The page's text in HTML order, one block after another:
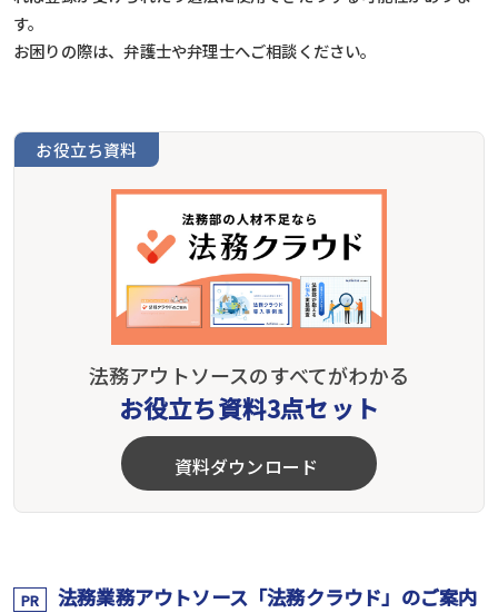
す。
お困りの際は、弁護士や弁理士へご相談ください。
お役立ち資料
法務アウトソースのすべてがわかる
お役立ち資料3点セット
資料ダウンロード
PR 法務業務アウトソース「法務クラウド」のご案内